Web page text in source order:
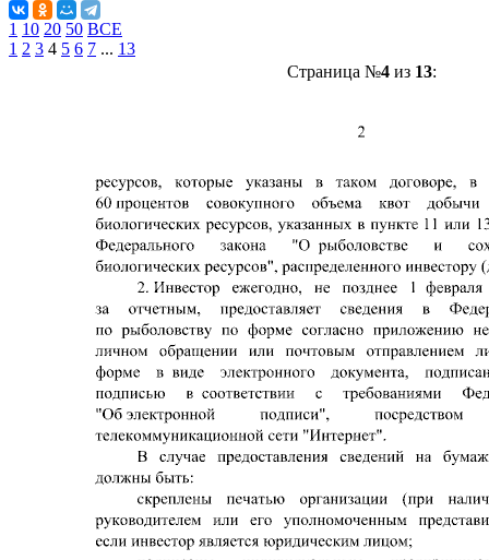
1 10 20 50 ВСЕ
1 2 3 4 5 6 7 ... 13
Страница №4из 13: